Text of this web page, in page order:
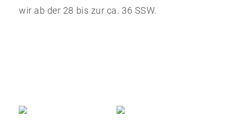
wir ab der 28 bis zur ca. 36 SSW.